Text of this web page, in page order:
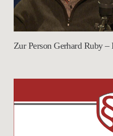
Zur Person Gerhard Ruby –